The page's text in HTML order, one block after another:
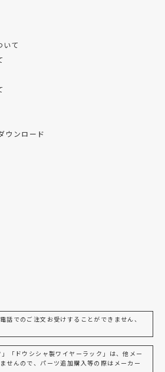
いて
ウンロード
話でのご注文お受けすることができません、
」「ドウシシャ製ワイヤーラック」は、他メー
せんので、パーツ追加購入等の際はメーカー